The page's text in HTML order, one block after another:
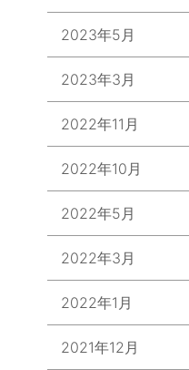
2023年5月
2023年3月
2022年11月
2022年10月
2022年5月
2022年3月
2022年1月
2021年12月